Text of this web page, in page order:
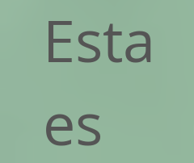
Esta
es